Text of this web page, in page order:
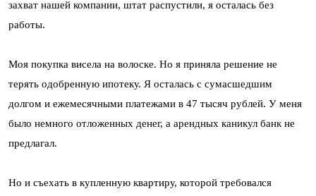
захват нашей компании, штат распустили, я осталась без
работы.
Моя покупка висела на волоске. Но я приняла решение не
терять одобренную ипотеку. Я осталась с сумасшедшим
долгом и ежемесячными платежами в 47 тысяч рублей. У меня
было немного отложенных денег, а арендных каникул банк не
предлагал.
Но и съехать в купленную квартиру, которой требовался